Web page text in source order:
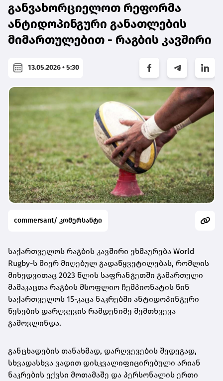
განვახორციელოთ რეფორმა
ანტიდოპინგური განათლების
მიმართულებით - რაგბის კავშირი
13.05.2026 • 5:30
commersant/ კომერსანტი
საქართველოს რაგბის კავშირი ეხმაურება World
Rugby-ს მიერ მიღებულ გადაწყვეტილებას, რომლის
მიხედვითაც 2023 წლის საფრანგეთში გამართული
მამაკაცთა რაგბის მსოფლიო ჩემპიონატის წინ
საქართველოს 15-კაცა ნაკრებში ანტიდოპინგური
წესების დარღვევის რამდენიმე შემთხვევა
გამოვლინდა.
განცხადების თანახმად, დარღვევების შედეგად,
სხვადასხვა ვადით დისკვალიფიცირებული არიან
ნაკრების ექვსი მოთამაშე და პერსონალის ერთი